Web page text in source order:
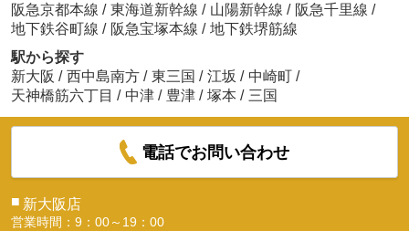
阪急京都本線 / 東海道新幹線 / 山陽新幹線 / 阪急千里線 /
地下鉄谷町線 / 阪急宝塚本線 / 地下鉄堺筋線
駅から探す
新大阪 / 西中島南方 / 東三国 / 江坂 / 中崎町 /
天神橋筋六丁目 / 中津 / 豊津 / 塚本 / 三国
電話でお問い合わせ
■ 新大阪店
営業時間：9：00～19：00